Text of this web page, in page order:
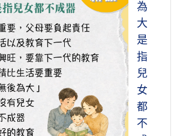
為
大
是
指
兒
女
都
不